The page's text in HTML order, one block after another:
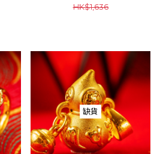
HK$1,636
缺貨